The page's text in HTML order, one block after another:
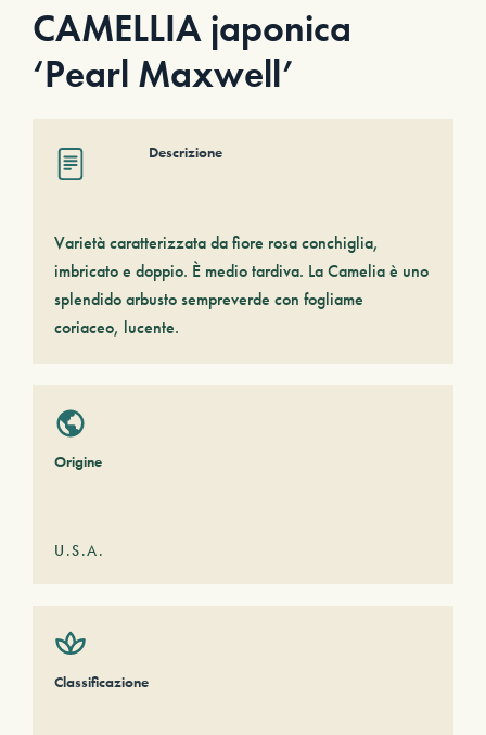
CAMELLIA japonica
‘Pearl Maxwell’
Descrizione
Varietà caratterizzata da fiore rosa conchiglia,
imbricato e doppio. È medio tardiva. La Camelia è uno
splendido arbusto sempreverde con fogliame
coriaceo, lucente.
Origine
U.S.A.
Classificazione